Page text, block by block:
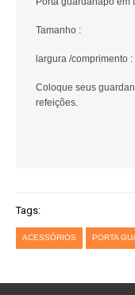
Tamanho :
largura /comprimento
Coloque seus
refeições.
Tags:
ACESSÓRIOS PORTA